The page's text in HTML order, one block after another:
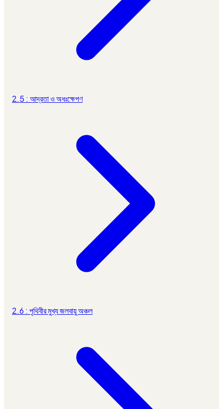
2.5 : আদ্রতা ও অধঃক্ষেপণ
2.6 : পৃথিবীর মুখ্য জলবায়ু অঞ্চল